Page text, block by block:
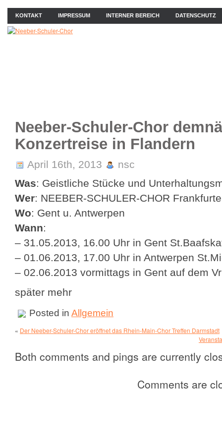
KONTAKT IMPRESSUM INTERNER BEREICH DATENSCHUTZ
Neeber-Schuler-Chor
Konzertreise in Flandern
April 16th, 2013
nsc
Was: Geistliche Stücke und
Wer: NEEBER-SCHULER-CHOR
Wo: Gent u. Antwerpen
Wann:
– 31.05.2013, 16.00 Uhr in Gent
– 01.06.2013, 17.00 Uhr in Antwerpen
– 02.06.2013 vormittags in Gent auf dem
später mehr
Posted in Allgemein
« Der Neeber-Schuler-Chor eröffnet das Rhein-Main-Chor Treffen Darmstadt
Both comments and pings are currently
Comments are